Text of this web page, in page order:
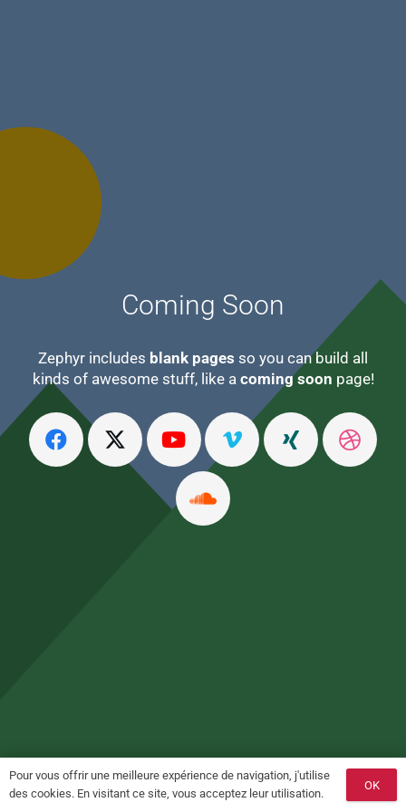
Coming Soon
Zephyr includes blank pages so you can build all
kinds of awesome stuff, like a coming soon page!
Pour vous offrir une meilleure expérience de navigation, j'utilise
des cookies. En visitant ce site, vous acceptez leur utilisation.
OK